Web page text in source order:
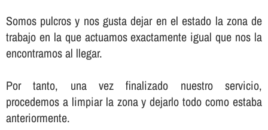
Somos pulcros y nos gusta dejar en el estado la zona de
trabajo en la que actuamos exactamente igual que nos la
encontramos al llegar.
Por tanto, una vez finalizado nuestro servicio,
procedemos a limpiar la zona y dejarlo todo como estaba
anteriormente.